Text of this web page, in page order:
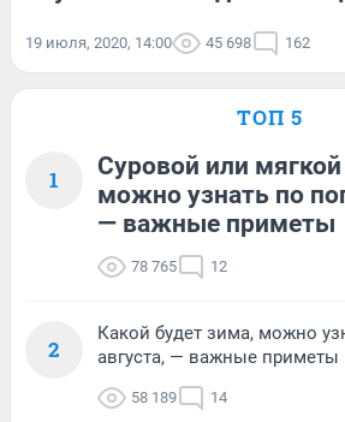
19 июля, 2020, 14:00 45 698 162
ТОП 5
1
Суровой или
можно узнать по
— важные приметы
78 765 12
2
Какой будет зима, можно
августа, — важные приметы
58 189 14